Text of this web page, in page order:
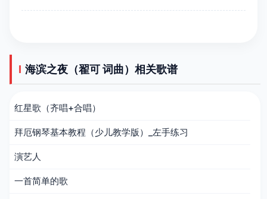
海滨之夜（翟可 词曲）相关歌谱
红星歌（齐唱+合唱）
拜厄钢琴基本教程（少儿教学版）_左手练习
演艺人
一首简单的歌